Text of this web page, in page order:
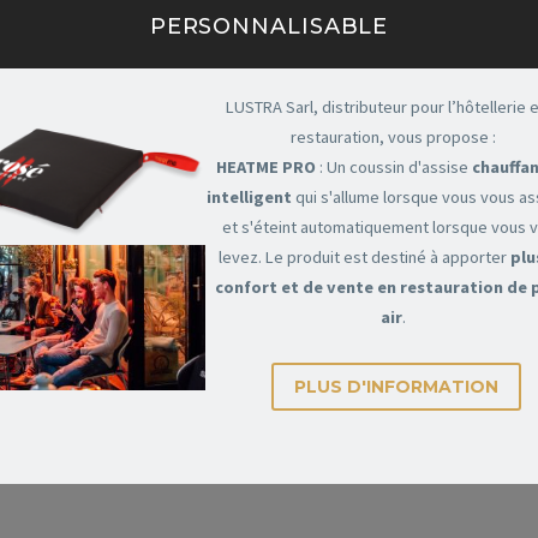
GRIL À GRANULÉS
CHEF
gril doit en faire autant. Avec la couverture pour gril à
est faite de fibre de verre résistante au feu qui aidera à garder
votre gril à granulés est fumant.
– 24″ n’a pas de couvertures latérales.
PERSONNALISABLE
LUSTRA Sarl, distributeur pour l’hôtellerie
restauration, vous propose :
HEATME PRO : Un coussin d'assise
intelligent qui s'allume lorsque vous vous
et s'éteint automatiquement lorsque vous
levez. Le produit est destiné à apporter
confort et de vente en restauration de
air.
PLUS D'INFORMATION